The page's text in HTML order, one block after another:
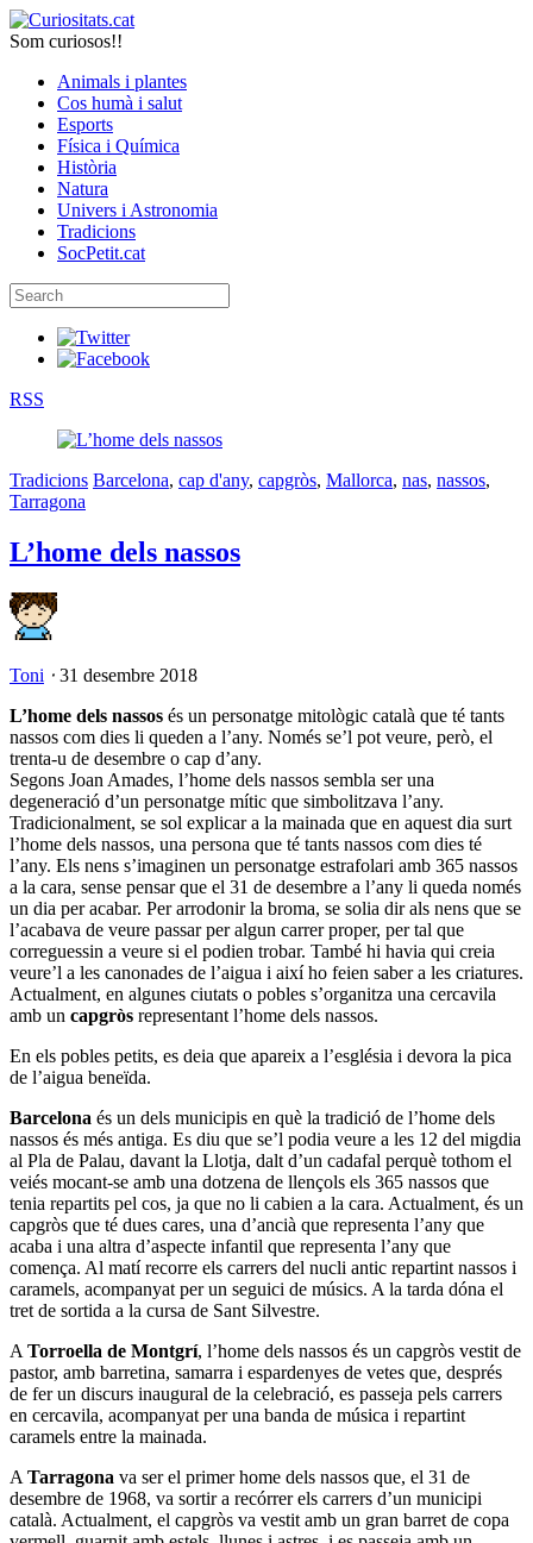
Som curiosos!!
Animals i plantes
Cos humà i salut
Esports
Física i Química
Història
Natura
Univers i Astronomia
Tradicions
SocPetit.cat
RSS
Tradicions Barcelona, cap d'any, capgròs, Mallorca, nas, nassos,
Tarragona
L’home dels nassos
Toni ⋅ 31 desembre 2018
L’home dels nassos és un personatge mitològic català que té tants
nassos com dies li queden a l’any. Només se’l pot veure, però, el
trenta-u de desembre o cap d’any.
Segons Joan Amades, l’home dels nassos sembla ser una
degeneració d’un personatge mític que simbolitzava l’any.
Tradicionalment, se sol explicar a la mainada que en aquest dia surt
l’home dels nassos, una persona que té tants nassos com dies té
l’any. Els nens s’imaginen un personatge estrafolari amb 365 nassos
a la cara, sense pensar que el 31 de desembre a l’any li queda només
un dia per acabar. Per arrodonir la broma, se solia dir als nens que se
l’acabava de veure passar per algun carrer proper, per tal que
correguessin a veure si el podien trobar. També hi havia qui creia
veure’l a les canonades de l’aigua i així ho feien saber a les criatures.
Actualment, en algunes ciutats o pobles s’organitza una cercavila
amb un capgròs representant l’home dels nassos.
En els pobles petits, es deia que apareix a l’església i devora la pica
de l’aigua beneïda.
Barcelona és un dels municipis en què la tradició de l’home dels
nassos és més antiga. Es diu que se’l podia veure a les 12 del migdia
al Pla de Palau, davant la Llotja, dalt d’un cadafal perquè tothom el
veiés mocant-se amb una dotzena de llençols els 365 nassos que
tenia repartits pel cos, ja que no li cabien a la cara. Actualment, és un
capgròs que té dues cares, una d’ancià que representa l’any que
acaba i una altra d’aspecte infantil que representa l’any que
comença. Al matí recorre els carrers del nucli antic repartint nassos i
caramels, acompanyat per un seguici de músics. A la tarda dóna el
tret de sortida a la cursa de Sant Silvestre.
A Torroella de Montgrí, l’home dels nassos és un capgròs vestit de
pastor, amb barretina, samarra i espardenyes de vetes que, després
de fer un discurs inaugural de la celebració, es passeja pels carrers
en cercavila, acompanyat per una banda de música i repartint
caramels entre la mainada.
A Tarragona va ser el primer home dels nassos que, el 31 de
desembre de 1968, va sortir a recórrer els carrers d’un municipi
català. Actualment, el capgròs va vestit amb un gran barret de copa